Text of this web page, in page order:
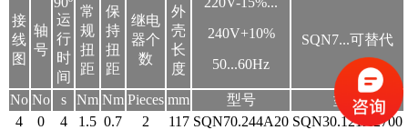
接
线
图
轴
号
运
行
时
间
常
规
扭
距
保
持
扭
距
继电
器个
数
外
壳
长
度
240V+10%
50...60Hz
SQN7...可替代
No No s Nm Nm Pieces mm 型号
型号
4
0 4 1.5 0.7 2 117 SQN70.244A20 SQN30.121A2700